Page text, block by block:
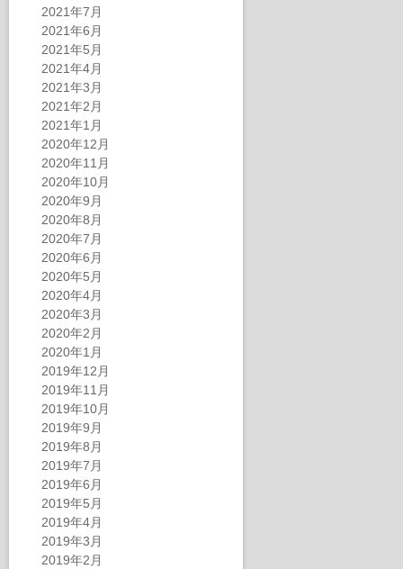
2021年7月
2021年6月
2021年5月
2021年4月
2021年3月
2021年2月
2021年1月
2020年12月
2020年11月
2020年10月
2020年9月
2020年8月
2020年7月
2020年6月
2020年5月
2020年4月
2020年3月
2020年2月
2020年1月
2019年12月
2019年11月
2019年10月
2019年9月
2019年8月
2019年7月
2019年6月
2019年5月
2019年4月
2019年3月
2019年2月